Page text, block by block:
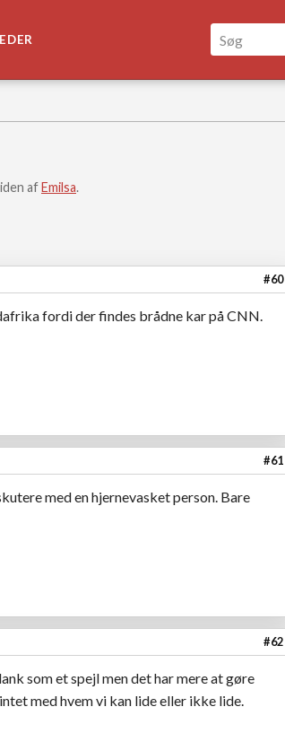
afEmilsa.
#60
fordi der findes brådne kar på CNN.
#61
med en hjernevasket person. Bare
#62
som et spejl men det har mere at gøre
med hvem vi kan lide eller ikke lide.